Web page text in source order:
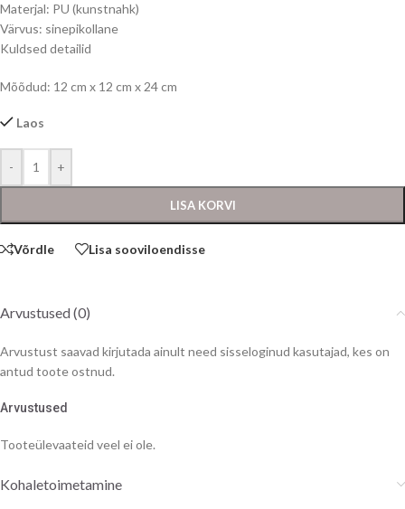
Materjal: PU (kunstnahk)
Värvus: sinepikollane
Kuldsed detailid
Mõõdud: 12 cm x 12 cm x 24 cm
Laos
- +
LISA KORVI
Võrdle Lisa sooviloendisse
Arvustused (0)
Arvustused
Tooteülevaateid veel ei ole.
Arvustust saavad kirjutada ainult need sisseloginud kasutajad, kes on
antud toote ostnud.
Kohaletoimetamine